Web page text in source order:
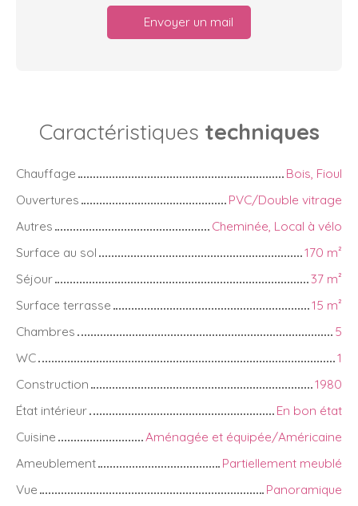
Envoyer un mail
Caractéristiques techniques
Chauffage
Bois, Fioul
Ouvertures
PVC/Double vitrage
Autres
Cheminée, Local à vélo
Surface au sol
170 m²
Séjour
37 m²
Surface terrasse
15 m²
Chambres
5
WC
1
Construction
1980
État intérieur
En bon état
Cuisine
Aménagée et équipée/Américaine
Ameublement
Partiellement meublé
Vue
Panoramique